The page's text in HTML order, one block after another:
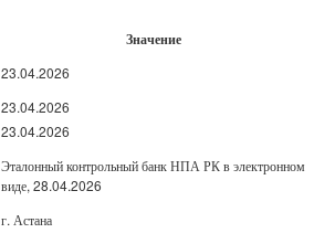
Значение
23.04.2026
23.04.2026
23.04.2026
Эталонный контрольный банк НПА РК в электронном
виде, 28.04.2026
г. Астана